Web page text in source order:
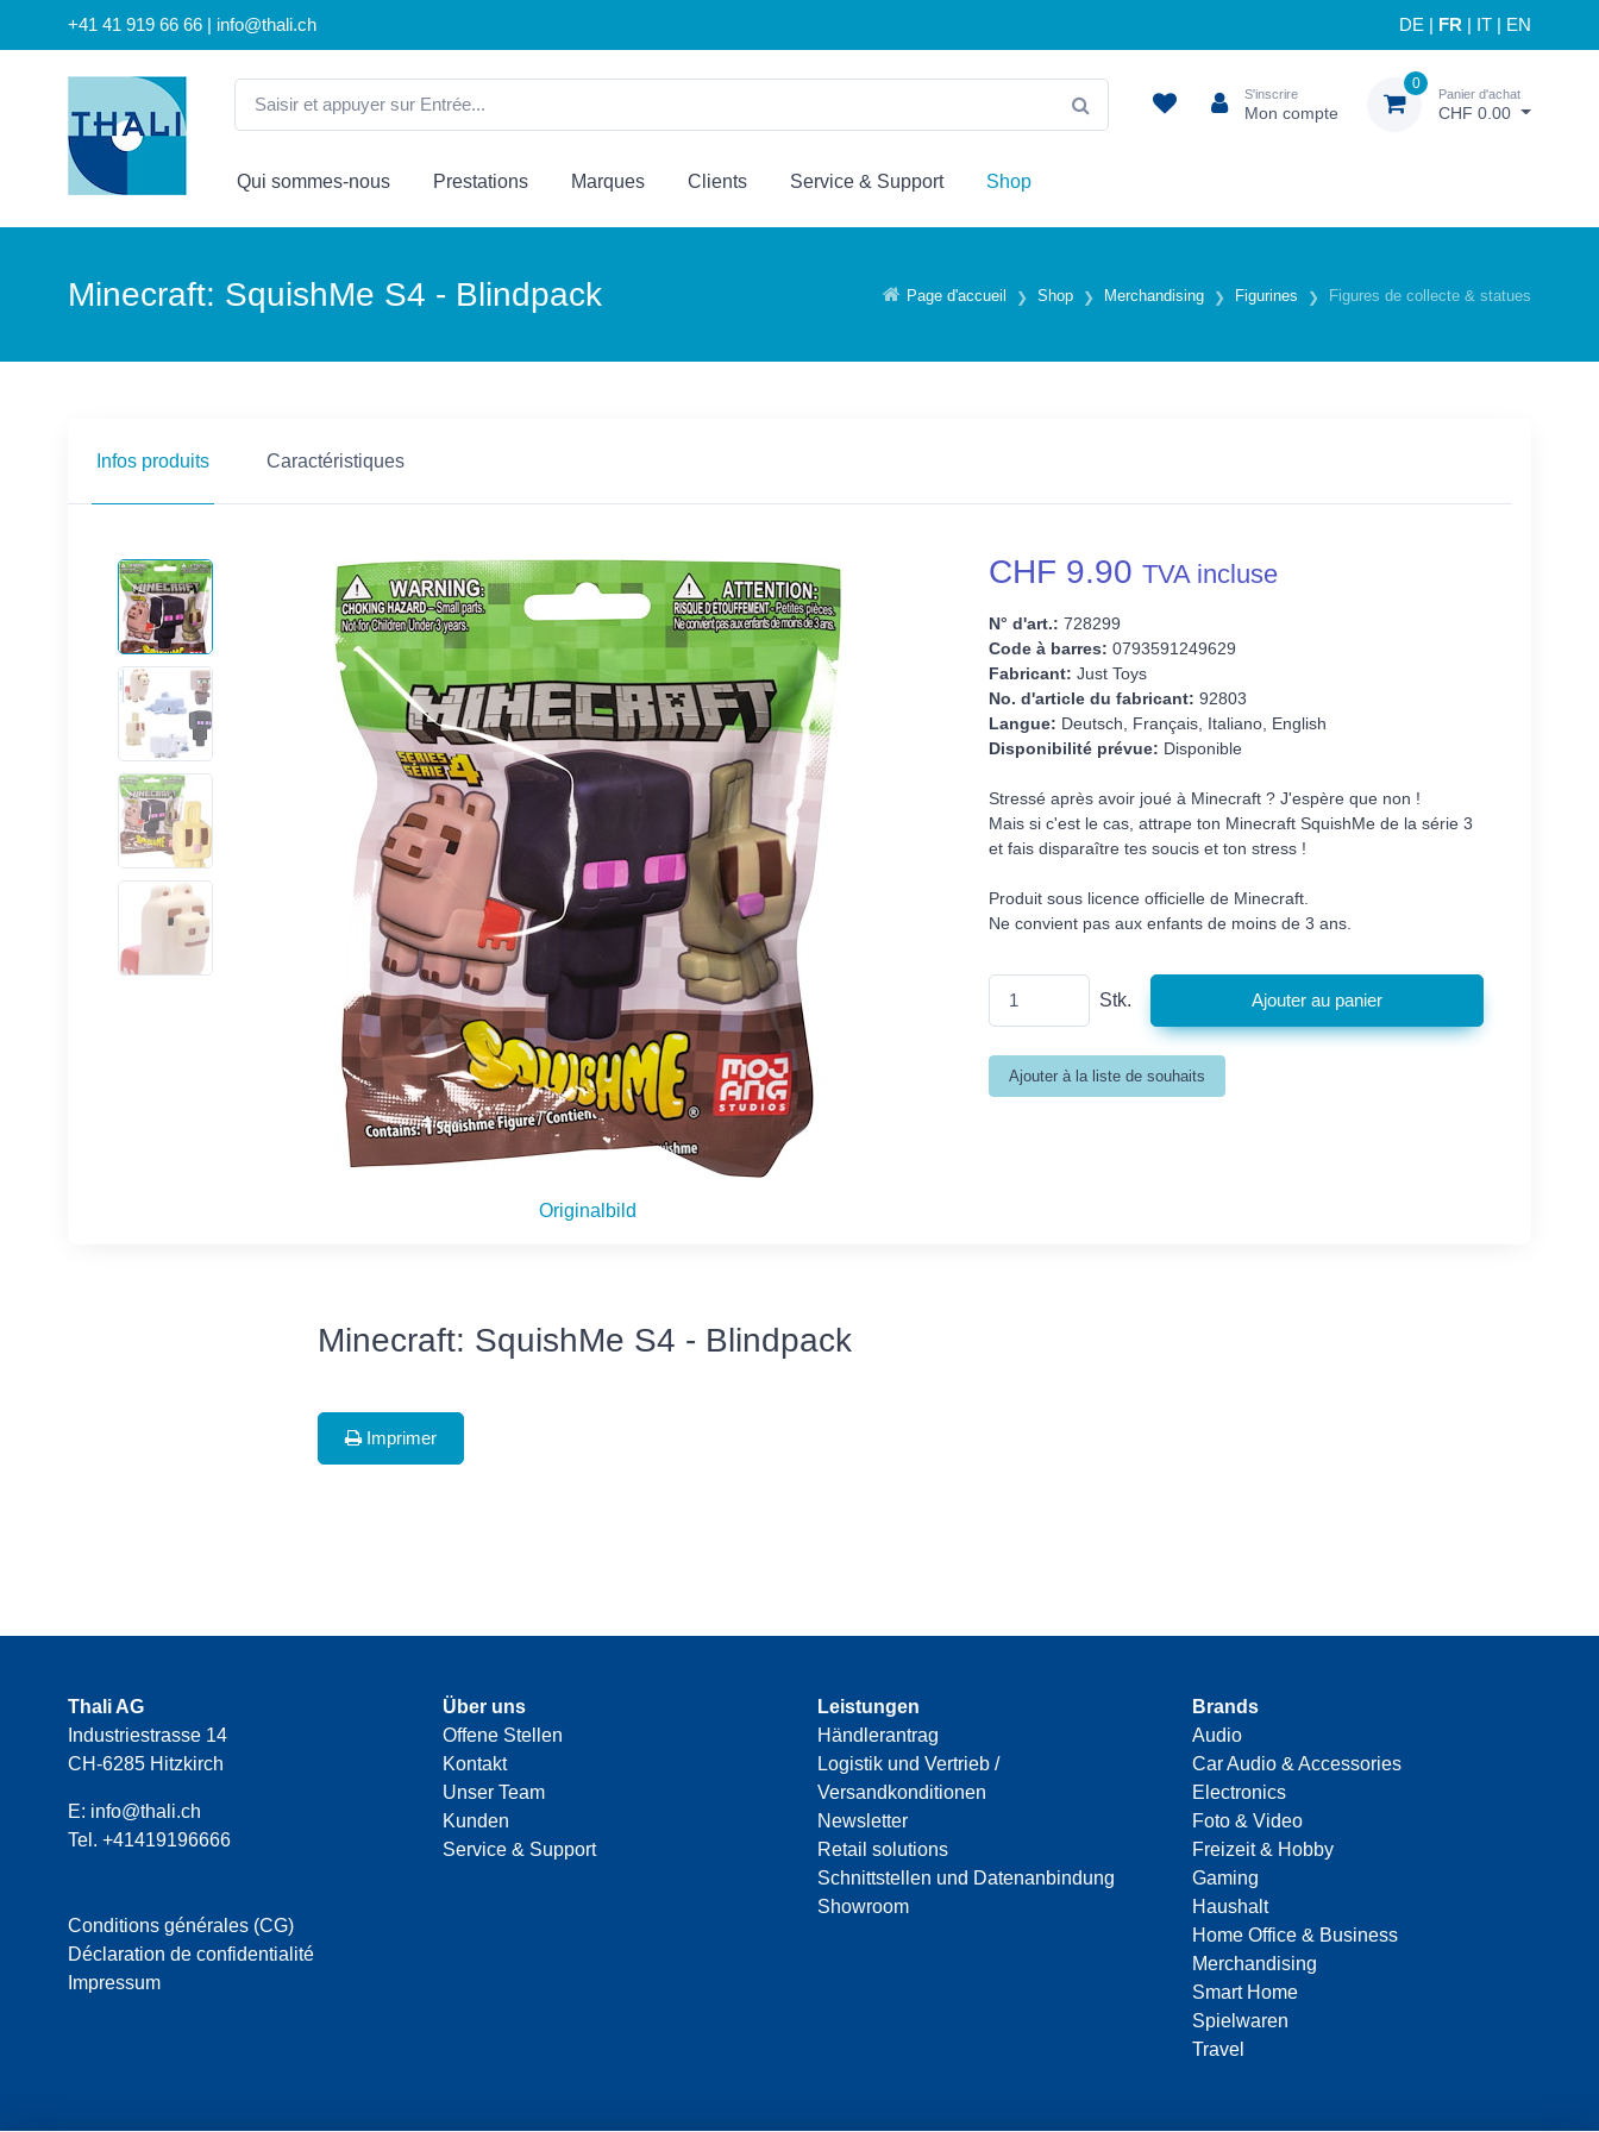
+41 41 919 66 66 | info@thali.ch DE FR IT EN
S'inscrire
Mon compte
0
Panier d'achat
CHF 0.00
Qui sommes-nous Prestations Marques Clients Service & Support Shop
Page d'accueil Shop Merchandising Figurines Figures de collecte & statues
Minecraft: SquishMe S4 - Blindpack
Infos produits Caractéristiques
Originalbild
CHF 9.90 TVA incluse
N° d'art.: 728299
Code à barres: 0793591249629
Fabricant: Just Toys
No. d'article du fabricant: 92803
Langue: Deutsch, Français, Italiano, English
Disponibilité prévue: Disponible
Stressé après avoir joué à Minecraft ? J'espère que non !
Mais si c'est le cas, attrape ton Minecraft SquishMe de la série 3
et fais disparaître tes soucis et ton stress !
Produit sous licence officielle de Minecraft.
Ne convient pas aux enfants de moins de 3 ans.
Stk.
Minecraft: SquishMe S4 - Blindpack
Imprimer
Thali AG
Industriestrasse 14
CH-6285 Hitzkirch
E: info@thali.ch
Tel. +41419196666
Conditions générales (CG)
Déclaration de confidentialité
Impressum
Über uns
Offene Stellen
Kontakt
Unser Team
Kunden
Service & Support
Leistungen
Händlerantrag
Logistik und Vertrieb /
Versandkonditionen
Newsletter
Retail solutions
Schnittstellen und Datenanbindung
Showroom
Brands
Audio
Car Audio & Accessories
Electronics
Foto & Video
Freizeit & Hobby
Gaming
Haushalt
Home Office & Business
Merchandising
Smart Home
Spielwaren
Travel